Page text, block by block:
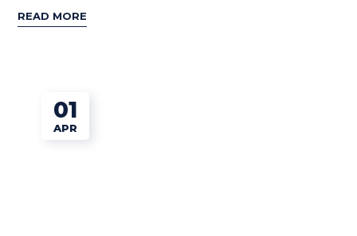
READ MORE
01
APR